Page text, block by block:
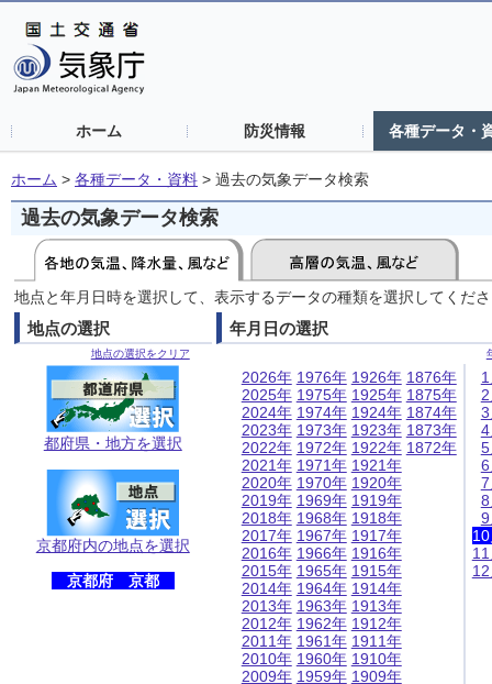
ホーム 防災情報 各種データ・
ホーム > 各種データ・資料 > 過去の気象データ検索
過去の気象データ検索
地点と年月日時を選択して、表示するデータの種類を選択してくだ
地点の選択
地点の選択をクリア
都府県・地方を選択
京都府内の地点を選択
京都府 京都
年月日の選択
2026年
2025年
2024年
2023年
2022年
2021年
2020年
2019年
2018年
2017年
2016年
2015年
2014年
2013年
2012年
2011年
2010年
2009年
1976年
1975年
1974年
1973年
1972年
1971年
1970年
1969年
1968年
1967年
1966年
1965年
1964年
1963年
1962年
1961年
1960年
1959年
1926年
1925年
1924年
1923年
1922年
1921年
1920年
1919年
1918年
1917年
1916年
1915年
1914年
1913年
1912年
1911年
1910年
1909年
1876年
1875年
1874年
1873年
1872年